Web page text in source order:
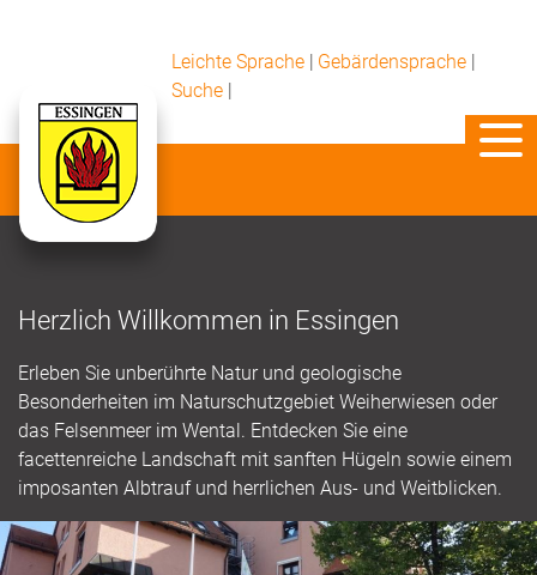
Leichte Sprache | Gebärdensprache |
Suche |
Herzlich Willkommen in Essingen
Erleben Sie unberührte Natur und geologische
Besonderheiten im Naturschutzgebiet Weiherwiesen oder
das Felsenmeer im Wental. Entdecken Sie eine
facettenreiche Landschaft mit sanften Hügeln sowie einem
imposanten Albtrauf und herrlichen Aus- und Weitblicken.